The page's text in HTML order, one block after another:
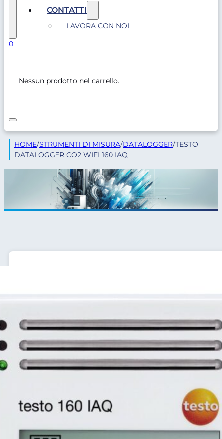
CONTATTI
LAVORA CON NOI
0
Nessun prodotto nel carrello.
HOME/STRUMENTI DI MISURA/DATALOGGER/TESTO
DATALOGGER CO2 WIFI 160 IAQ